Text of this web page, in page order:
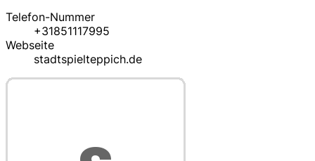
Telefon-Nummer
+31851117995
Webseite
stadtspielteppich.de